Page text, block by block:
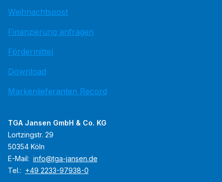
Weihnachtspost
Finanzierung anfragen
Fördermittel
Download
Markenlieferanten Record
TGA Jansen GmbH & Co. KG
Lortzingstr. 29
50354 Köln
E-Mail: info@tga-jansen.de
Tel.: +49 2233-97938-0